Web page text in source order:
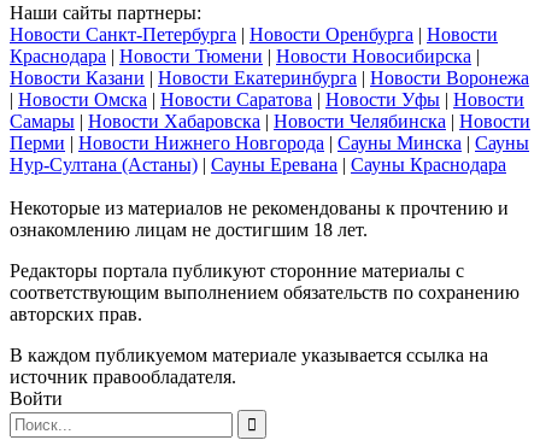
Наши сайты партнеры:
Новости Санкт-Петербурга | Новости Оренбурга | Новости
Краснодара | Новости Тюмени | Новости Новосибирска |
Новости Казани | Новости Екатеринбурга | Новости Воронежа
| Новости Омска | Новости Саратова | Новости Уфы | Новости
Самары | Новости Хабаровска | Новости Челябинска | Новости
Перми | Новости Нижнего Новгорода | Сауны Минска | Сауны
Нур-Султана (Астаны) | Сауны Еревана | Сауны Краснодара
Некоторые из материалов не рекомендованы к прочтению и
ознакомлению лицам не достигшим 18 лет.
Редакторы портала публикуют сторонние материалы с
соответствующим выполнением обязательств по сохранению
авторских прав.
В каждом публикуемом материале указывается ссылка на
источник правообладателя.
Войти